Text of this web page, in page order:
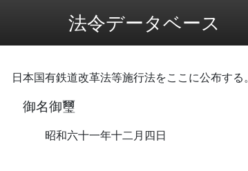
法令データベース
日本国有鉄道改革法等施行法をここに公布する。
御名御璽
昭和六十一年十二月四日